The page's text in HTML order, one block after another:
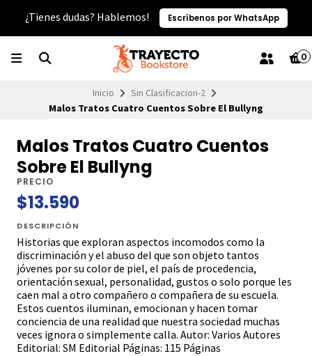
¿Tienes dudas? Hablemos! Escríbenos por WhatsApp
0
Inicio
Sin Clasificacion-2
Malos Tratos Cuatro Cuentos Sobre El Bullyng
Malos Tratos Cuatro Cuentos
Sobre El Bullyng
PRECIO
$13.590
DESCRIPCIÓN
Historias que exploran aspectos incomodos como la
discriminación y el abuso del que son objeto tantos
jóvenes por su color de piel, el país de procedencia,
orientación sexual, personalidad, gustos o solo porque les
caen mal a otro compañero o compañera de su escuela.
Estos cuentos iluminan, emocionan y hacen tomar
conciencia de una realidad que nuestra sociedad muchas
veces ignora o simplemente calla. Autor: Varios Autores
Editorial: SM Editorial Páginas: 115 Páginas